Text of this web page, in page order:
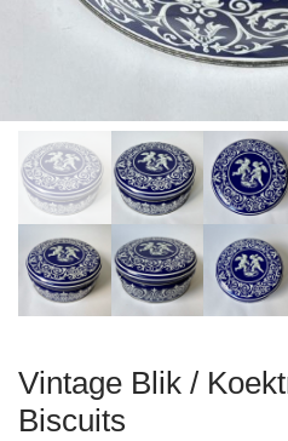
Vintage Blik /
Biscuits